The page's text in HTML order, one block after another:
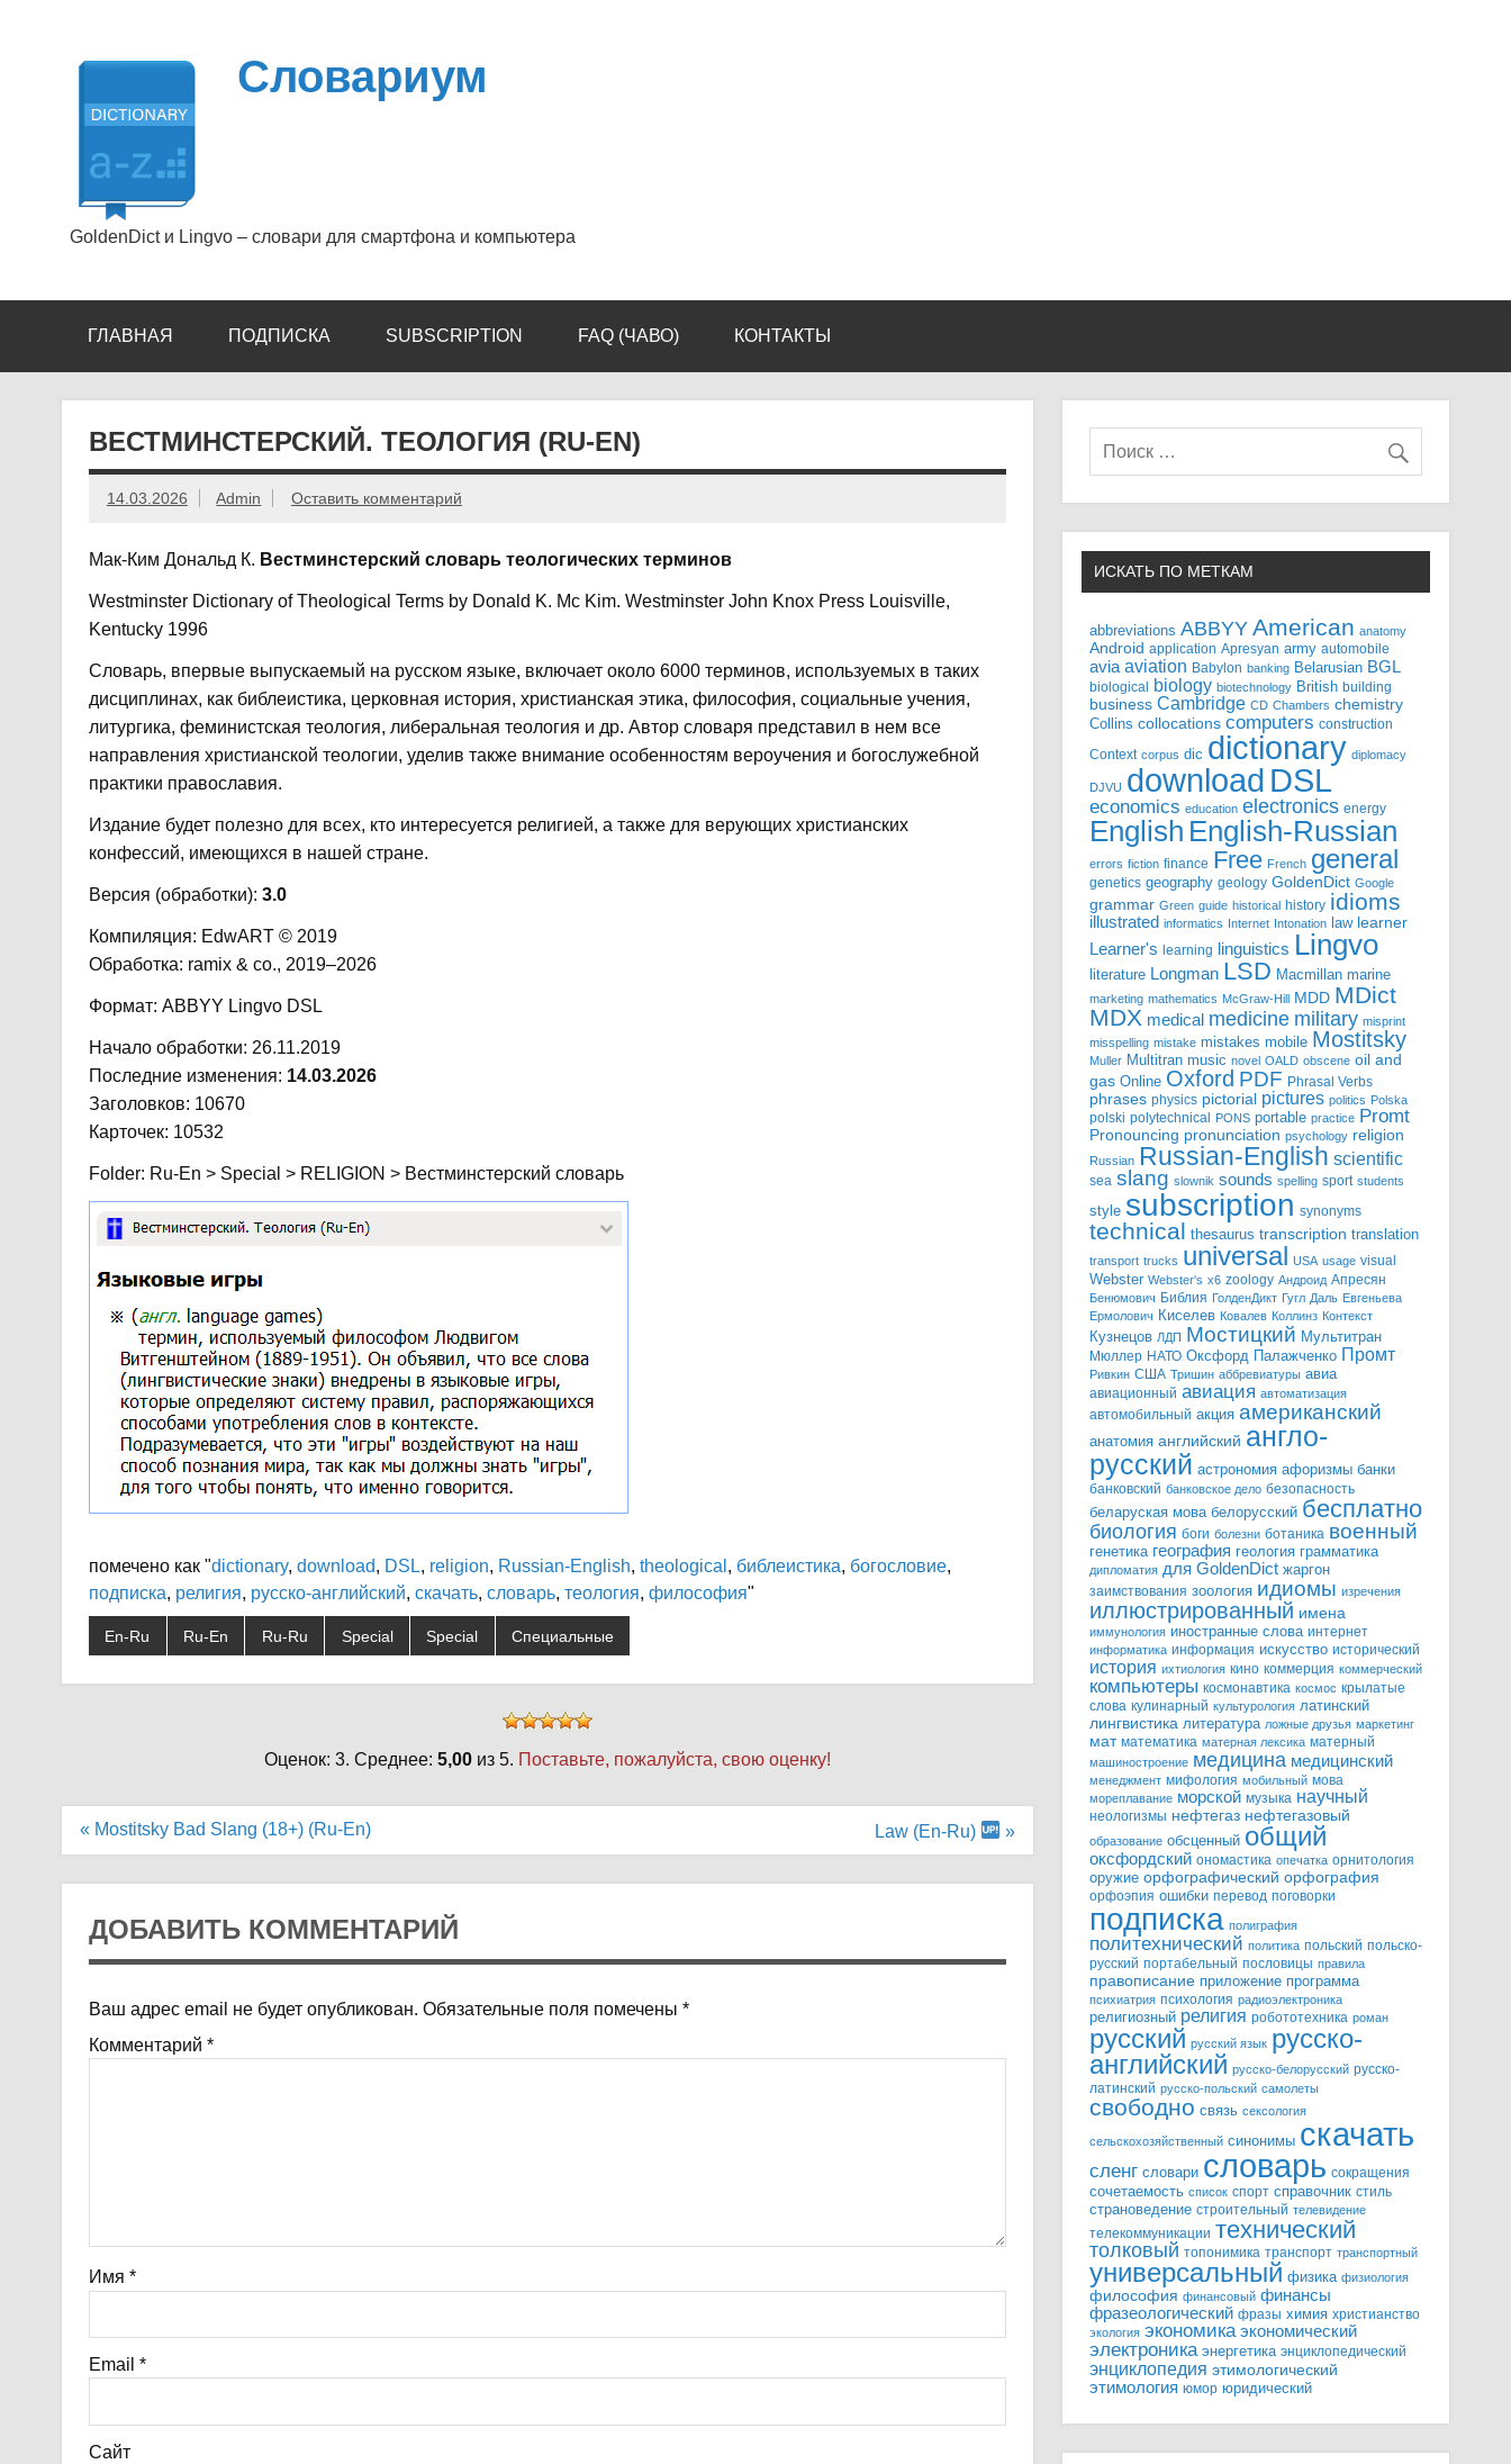
Словариум
GoldenDict и Lingvo – словари для смартфона и компьютера
ГЛАВНАЯ ПОДПИСКА SUBSCRIPTION FAQ (ЧАВО) КОНТАКТЫ
ВЕСТМИНСТЕРСКИЙ. ТЕОЛОГИЯ (RU-EN)
14.03.2026 Admin Оставить комментарий
Мак-Ким Дональд К. Вестминстерский словарь теологических терминов
Westminster Dictionary of Theological Terms by Donald K. Mc Kim. Westminster John Knox Press Louisville,
Kentucky 1996
Словарь, впервые выпускаемый на русском языке, включает около 6000 терминов, используемых в таких
дисциплинах, как библеистика, церковная история, христианская этика, философия, социальные учения,
литургика, феминистская теология, либеральная теология и др. Автор словаря представил в нем все
направления христианской теологии, уделив также внимание особенностям вероучения и богослужебной
практики православия.
Издание будет полезно для всех, кто интересуется религией, а также для верующих христианских
конфессий, имеющихся в нашей стране.
Версия (обработки): 3.0
Компиляция: EdwART © 2019
Обработка: ramix & co., 2019–2026
Формат: ABBYY Lingvo DSL
Начало обработки: 26.11.2019
Последние изменения: 14.03.2026
Заголовков: 10670
Карточек: 10532
Folder: Ru-En > Special > RELIGION > Вестминстерский словарь
помечено как "dictionary, download, DSL, religion, Russian-English, theological , библеистика, богословие,
подписка, религия, русско-английский, скачать, словарь, теология, философия"
En-Ru Ru-En Ru-Ru Special Special Специальные
Оценок: 3. Среднее: 5,00из 5. Поставьте, пожалуйста, свою оценку!
Навигация
« Mostitsky Bad Slang (18+) (Ru-En) Law (En-Ru) »
ДОБАВИТЬ КОММЕНТАРИЙ
Ваш адрес email не будет опубликован. Обязательные поля помечены *
Комментарий *
Имя *
Email *
Сайт
ИСКАТЬ ПО МЕТКАМ
abbreviations ABBYY American anatomy
Android application Apresyan army automobile
avia aviation Babylon banking Belarusian BGL
biological biology biotechnology British building
business Cambridge CD Chambers chemistry
Collins collocations computers construction
Context corpus dic dictionary diplomacy
DJVU download DSL
economics education electronics energy
English English-Russian
errors fiction finance Free French general
genetics geography geology GoldenDict Google
grammar Green guide historical history idioms
illustrated informatics Internet Intonation law learner
Learner's learning linguistics Lingvo
literature Longman LSD Macmillan marine
marketing mathematics McGraw-Hill MDD MDict
MDX medical medicine military misprint
misspelling mistake mistakes mobile Mostitsky
Muller Multitran music novel OALD obscene oil and
gas Online Oxford PDF Phrasal Verbs
phrases physics pictorial pictures politics Polska
polski polytechnical PONS portable practice Promt
Pronouncing pronunciation psychology religion
Russian Russian-English scientific
sea slang slownik sounds spelling sport students
style subscription synonyms
technical thesaurus transcription translation
transport trucks universal USA usage visual
Webster Webster's x6 zoology Андроид Апресян
Бенюмович Библия ГолденДикт Гугл Даль Евгеньева
Ермолович Киселев Ковалев Коллинз Контекст
Кузнецов ЛДП Мостицкий Мультитран
Мюллер НАТО Оксфорд Палажченко Промт
Ривкин США Тришин аббревиатуры авиа
авиационный авиация автоматизация
автомобильный акция американский
анатомия английский англо-
русский астрономия афоризмы банки
банковский банковское дело безопасность
беларуская мова белорусский бесплатно
биология боги болезни ботаника военный
генетика география геология грамматика
дипломатия для GoldenDict жаргон
заимствования зоология идиомы изречения
иллюстрированный имена
иммунология иностранные слова интернет
информатика информация искусство исторический
история ихтиология кино коммерция коммерческий
компьютеры космонавтика космос крылатые
слова кулинарный культурология латинский
лингвистика литература ложные друзья маркетинг
мат математика матерная лексика матерный
машиностроение медицина медицинский
менеджмент мифология мобильный мова
мореплавание морской музыка научный
неологизмы нефтегаз нефтегазовый
образование обсценный общий
оксфордский ономастика опечатка орнитология
оружие орфографический орфография
орфоэпия ошибки перевод поговорки
подписка полиграфия
политехнический политика польский польско-
русский портабельный пословицы правила
правописание приложение программа
психиатрия психология радиоэлектроника
религиозный религия робототехника роман
русский русский язык русско-
английский русско-белорусский русско-
латинский русско-польский самолеты
свободно связь сексология
сельскохозяйственный синонимы скачать
сленг словари словарь сокращения
сочетаемость список спорт справочник стиль
страноведение строительный телевидение
телекоммуникации технический
толковый топонимика транспорт транспортный
универсальный физика физиология
философия финансовый финансы
фразеологический фразы химия христианство
экология экономика экономический
электроника энергетика энциклопедический
энциклопедия этимологический
этимология юмор юридический